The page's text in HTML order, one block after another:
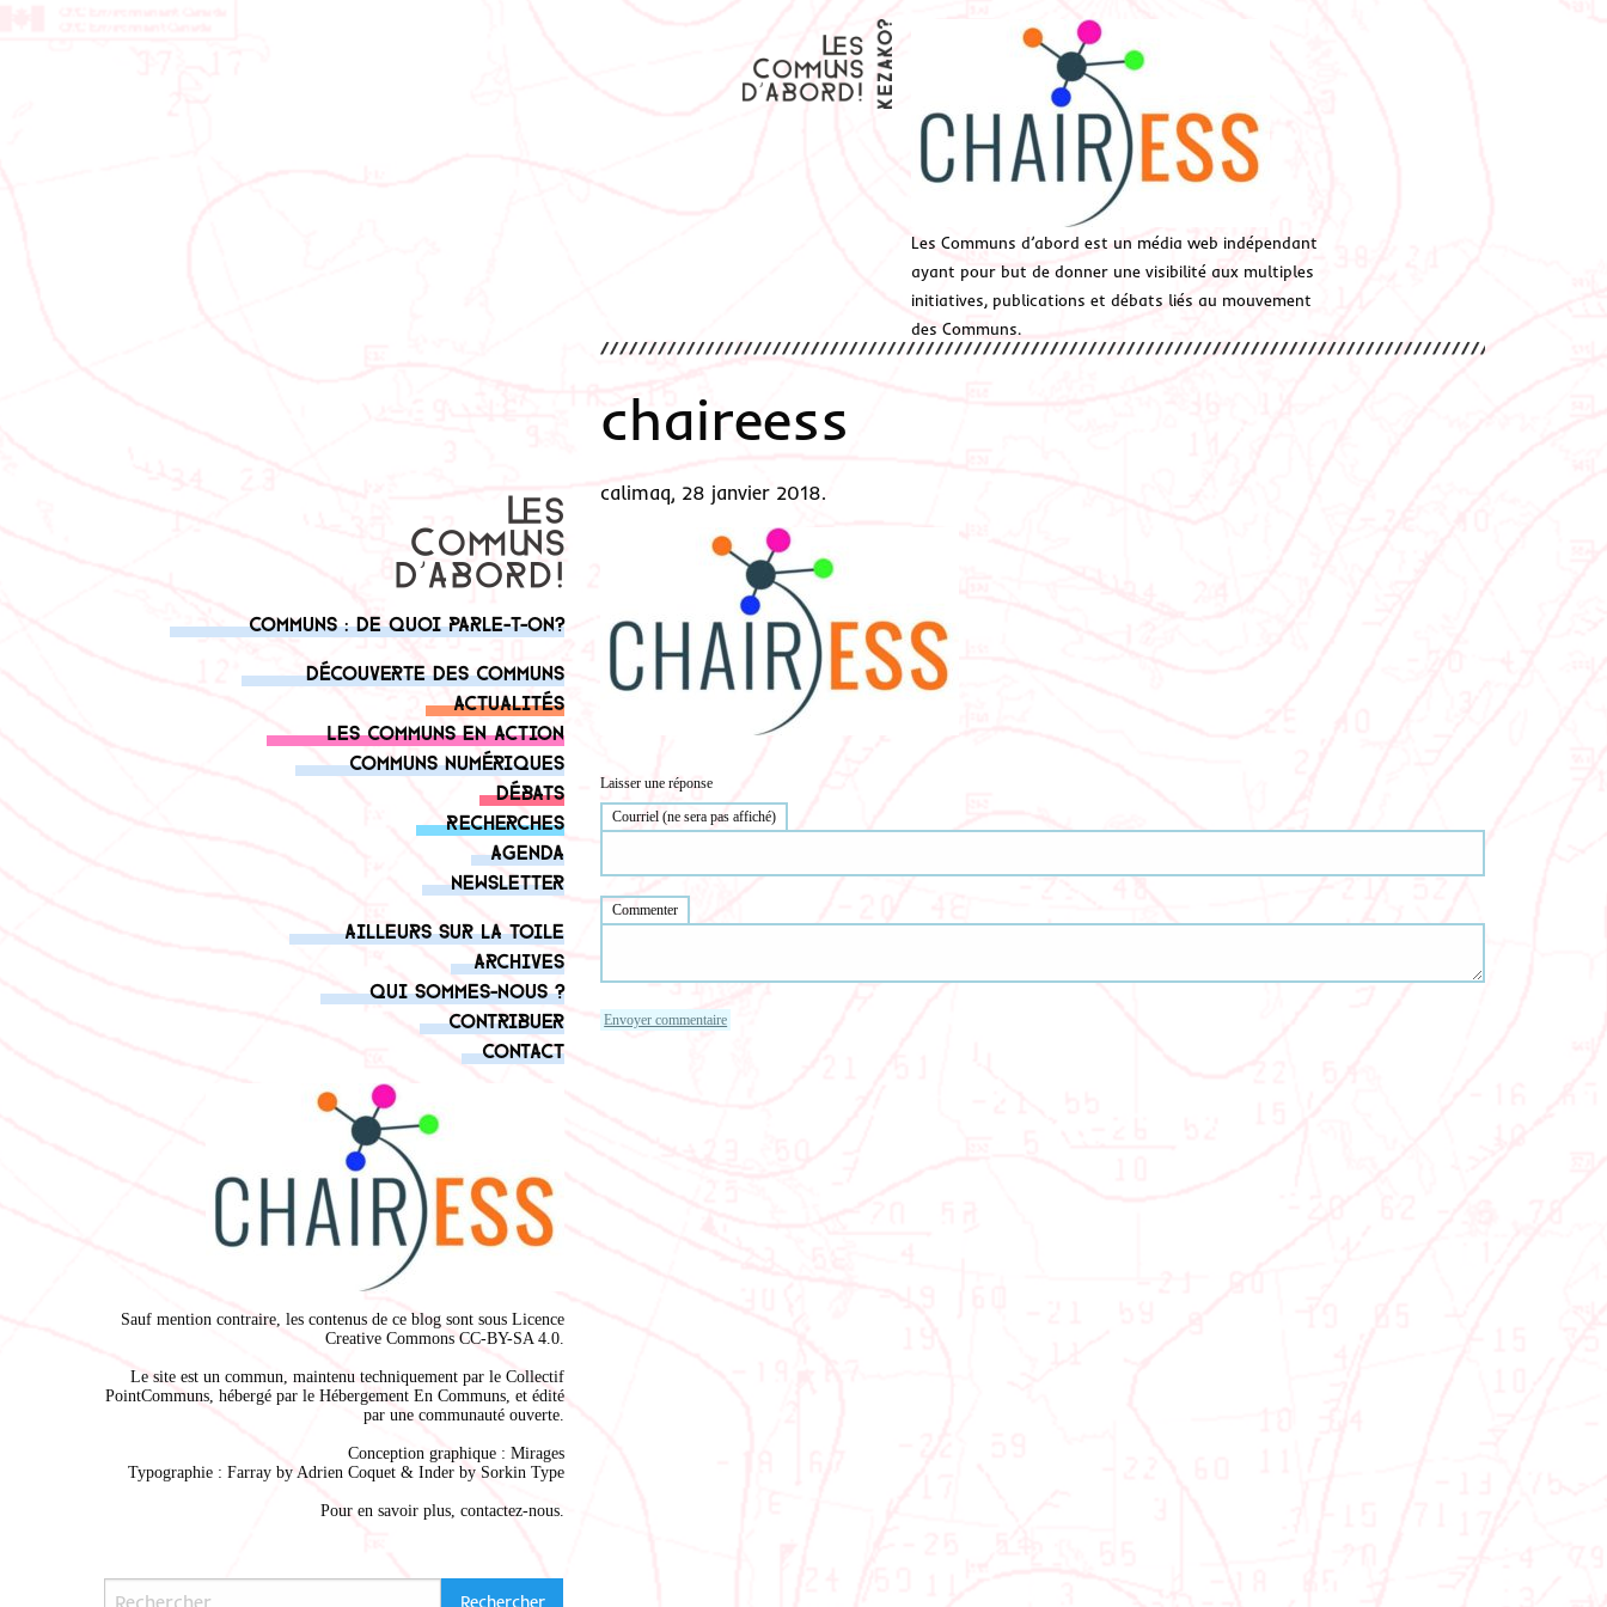
Les Communs d’abord est un média web indépendant
ayant pour but de donner une visibilité aux multiples
initiatives, publications et débats liés au mouvement
des Communs.
Communs : de quoi parle-t-on?
Découverte des communs
Actualités
Les communs en action
Communs numériques
Débats
Recherches
Agenda
Newsletter
Ailleurs sur la toile
Archives
Qui sommes-nous ?
Contribuer
Contact
Sauf mention contraire, les contenus de ce blog sont sous Licence
Creative Commons CC-BY-SA 4.0.
Le site est un commun, maintenu techniquement par le Collectif
PointCommuns, hébergé par le Hébergement En Communs, et édité
par une communauté ouverte.
Conception graphique : Mirages
Typographie : Farray by Adrien Coquet & Inder by Sorkin Type
Pour en savoir plus, contactez-nous.
chaireess
calimaq, 28 janvier 2018.
Laisser une réponse
Courriel (ne sera pas affiché)
Commenter